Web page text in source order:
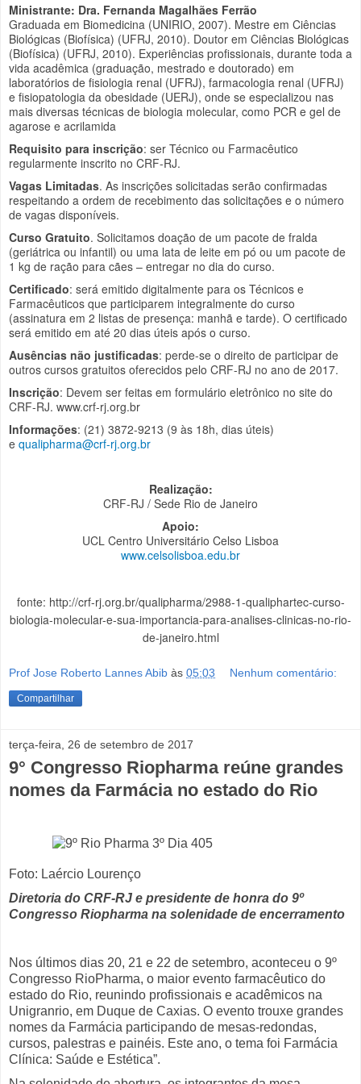
Ministrante: Dra. Fernanda Magalhães Ferrão
Graduada em Biomedicina (UNIRIO, 2007). Mestre em Ciências
Biológicas (Biofísica) (UFRJ, 2010). Doutor em Ciências Biológicas
(Biofísica) (UFRJ, 2010). Experiências profissionais, durante toda a
vida acadêmica (graduação, mestrado e doutorado) em
laboratórios de fisiologia renal (UFRJ), farmacologia renal (UFRJ)
e fisiopatologia da obesidade (UERJ), onde se especializou nas
mais diversas técnicas de biologia molecular, como PCR e gel de
agarose e acrilamida
Requisito para inscrição: ser Técnico ou Farmacêutico
regularmente inscrito no CRF-RJ.
Vagas Limitadas. As inscrições solicitadas serão confirmadas
respeitando a ordem de recebimento das solicitações e o número
de vagas disponíveis.
Curso Gratuito. Solicitamos doação de um pacote de fralda
(geriátrica ou infantil) ou uma lata de leite em pó ou um pacote de
1 kg de ração para cães – entregar no dia do curso.
Certificado: será emitido digitalmente para os Técnicos e
Farmacêuticos que participarem integralmente do curso
(assinatura em 2 listas de presença: manhã e tarde). O certificado
será emitido em até 20 dias úteis após o curso.
Ausências não justificadas: perde-se o direito de participar de
outros cursos gratuitos oferecidos pelo CRF-RJ no ano de 2017.
Inscrição: Devem ser feitas em formulário eletrônico no site do
CRF-RJ. www.crf-rj.org.br
Informações: (21) 3872-9213 (9 às 18h, dias úteis)
e qualipharma@crf-rj.org.br
Realização:
CRF-RJ / Sede Rio de Janeiro
Apoio:
UCL Centro Universitário Celso Lisboa
www.celsolisboa.edu.br
fonte: http://crf-rj.org.br/qualipharma/2988-1-qualiphartec-curso-
biologia-molecular-e-sua-importancia-para-analises-clinicas-no-rio-
de-janeiro.html
Prof Jose Roberto Lannes Abib às 05:03 Nenhum comentário:
Compartilhar
terça-feira, 26 de setembro de 2017
9° Congresso Riopharma reúne grandes
nomes da Farmácia no estado do Rio
Foto: Laércio Lourenço
Diretoria do CRF-RJ e presidente de honra do 9º
Congresso Riopharma na solenidade de encerramento
Nos últimos dias 20, 21 e 22 de setembro, aconteceu o 9º
Congresso RioPharma, o maior evento farmacêutico do
estado do Rio, reunindo profissionais e acadêmicos na
Unigranrio, em Duque de Caxias. O evento trouxe grandes
nomes da Farmácia participando de mesas-redondas,
cursos, palestras e painéis. Este ano, o tema foi Farmácia
Clínica: Saúde e Estética”.